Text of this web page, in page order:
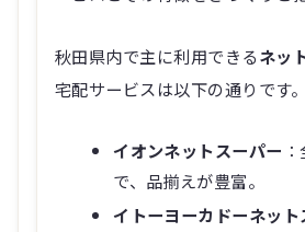
秋田県内で主に利用できるネッ
宅配サービスは以下の通りです。
イオンネットスーパー
で、品揃えが豊富。
イトーヨーカドーネット